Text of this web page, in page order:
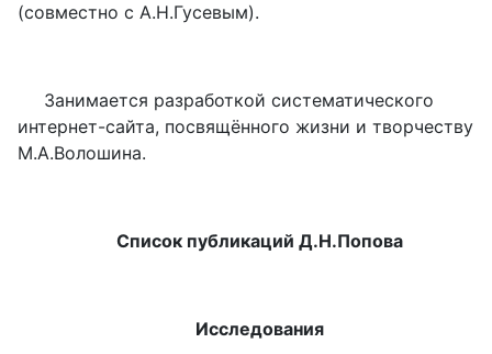
(совместно с А.Н.Гусевым).
Занимается разработкой систематического
интернет-сайта, посвящённого жизни и творчеству
М.А.Волошина.
Список публикаций Д.Н.Попова
Исследования